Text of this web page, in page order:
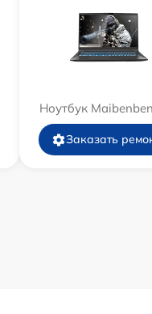
Ноутбук
Заказать